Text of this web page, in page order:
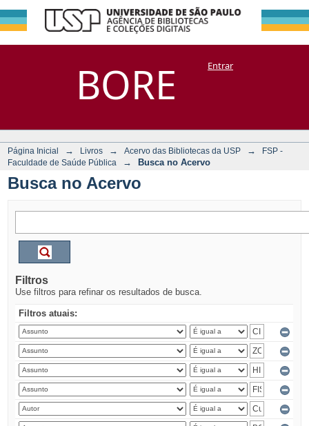
BORE
Busca no Acervo
DSpace/Manakin + CoriscoEntrar
Página Inicial → Livros → Acervo das Bibliotecas da USP →
FSP -
Faculdade de Saúde Pública
→ Busca no Acervo
Busca no Acervo
Filtros
Use filtros para refinar os resultados de busca.
Filtros atuais: